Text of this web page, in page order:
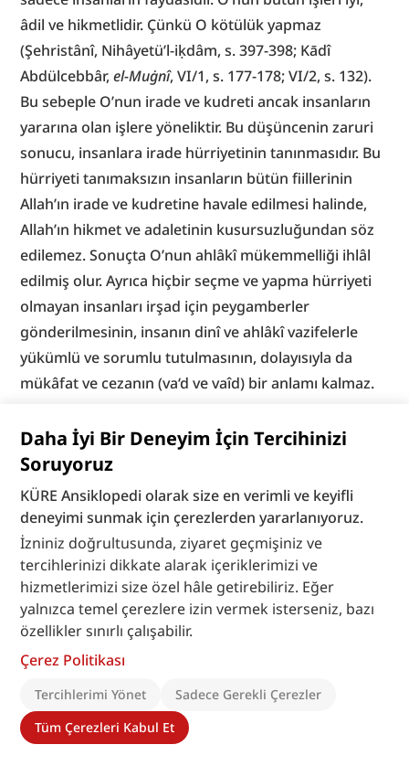
Daha İyi Bir Deneyim İçin Tercihinizi
Soruyoruz
KÜRE Ansiklopedi olarak size en verimli ve keyifli
deneyimi sunmak için çerezlerden yararlanıyoruz.
İzniniz doğrultusunda, ziyaret geçmişiniz ve
tercihlerinizi dikkate alarak içeriklerimizi ve
hizmetlerimizi size özel hâle getirebiliriz. Eğer
yalnızca temel çerezlere izin vermek isterseniz, bazı
özellikler sınırlı çalışabilir.
Çerez Politikası
Tercihlerimi Yönet
Sadece Gerekli Çerezler
Tüm Çerezleri Kabul Et
âdil ve hikmetlidir. Çünkü O kötülük yapmaz
(Şehristânî, Nihâyetü’l-iḳdâm, s. 397-398; Kādî
Abdülcebbâr, el-Muġnî, VI/1, s. 177-178; VI/2, s. 132).
Bu sebeple O’nun irade ve kudreti ancak insanların
yararına olan işlere yöneliktir. Bu düşüncenin zaruri
sonucu, insanlara irade hürriyetinin tanınmasıdır. Bu
hürriyeti tanımaksızın insanların bütün fiillerinin
Allah’ın irade ve kudretine havale edilmesi halinde,
Allah’ın hikmet ve adaletinin kusursuzluğundan söz
edilemez. Sonuçta O’nun ahlâkî mükemmelliği ihlâl
edilmiş olur. Ayrıca hiçbir seçme ve yapma hürriyeti
olmayan insanları irşad için peygamberler
gönderilmesinin, insanın dinî ve ahlâkî vazifelerle
yükümlü ve sorumlu tutulmasının, dolayısıyla da
mükâfat ve cezanın (va‘d ve vaîd) bir anlamı kalmaz.
Adalet prensibi sadece insana irade hürriyeti
tanımayı gerekli kılmakla kalmaz, aynı zamanda
onun, bu hürriyetini iyilik yönünde kullanabilmesi için
iyiyi kötüden ayırt etme yeteneği olan akıl gücüne
sahip olmasını da gerektirir. Mu‘tezile, bu konuya
verdiği büyük önem dolayısıyla, İslâm kelâm tarihinin
rasyonalist kesimi olarak tanınmıştır. Bütün Mu‘tezilî
kelâmcılar vahyin haber verdiği bilgilerin
doğruluğuna kesinkes inanmakla birlikte, başta Allah
hakkındaki bilgi (ma‘rifetullah) olmak üzere, emaneti
iade etmek, borcu ödemek, nimete şükretmek gibi
hukukî ve ahlâkî vazifelerin iyiliği ve gerekliliği
hakkındaki bilgilerin aklî bilgiler olduğunu kabul